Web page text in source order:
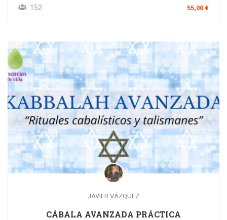
152 55,00 €
JAVIER VÁZQUEZ
CÁBALA AVANZADA PRÁCTICA